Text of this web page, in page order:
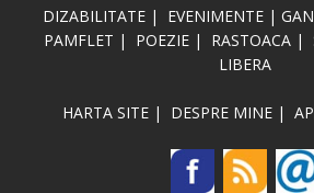
DIZABILITATE | EVENIMENTE |
PAMFLET | POEZIE | RASTOACA |
LIBERA
HARTA SITE| DESPRE MINE|